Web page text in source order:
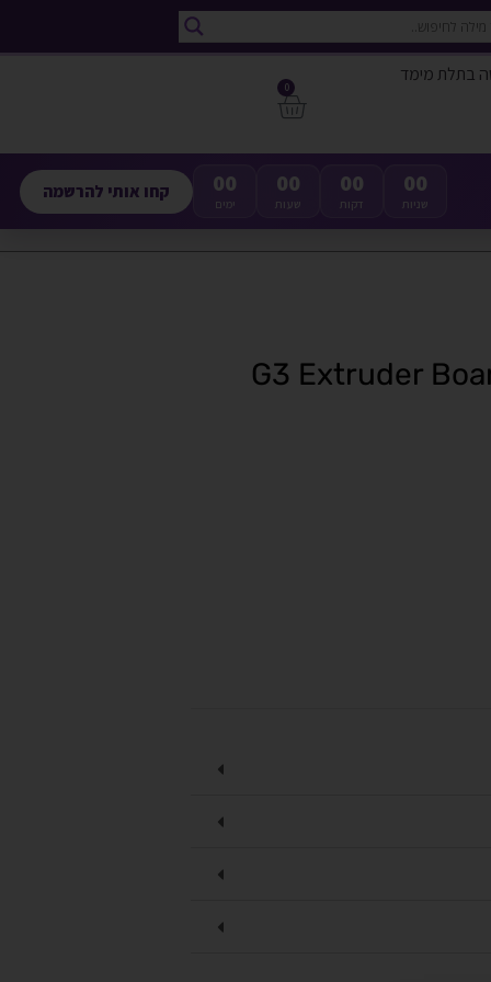
בתלת מימד
0
00
ימים
00
שעות
00
דקות
00
שניות
קחו אותי להרשמה